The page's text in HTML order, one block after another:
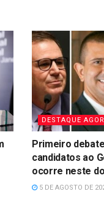
DESTAQUE
Primeiro
candidatos ao
ocorre neste
5 DE AGOSTO DE